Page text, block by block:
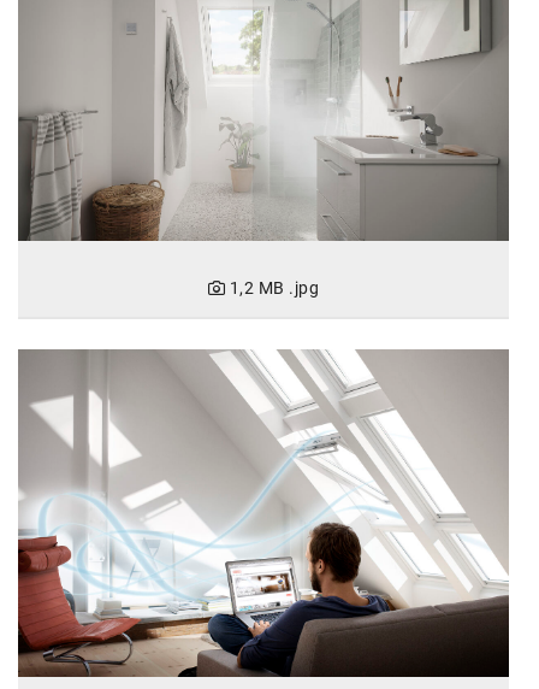
Planted
PwC
P&G
Schiefer Rechtsanwälte
Security KAG
smart
Smile Österreich
Strategie Austria
Strategy&
SW Umwelttechnik
TEDAI
TheVentury
1,2 MB .jpg